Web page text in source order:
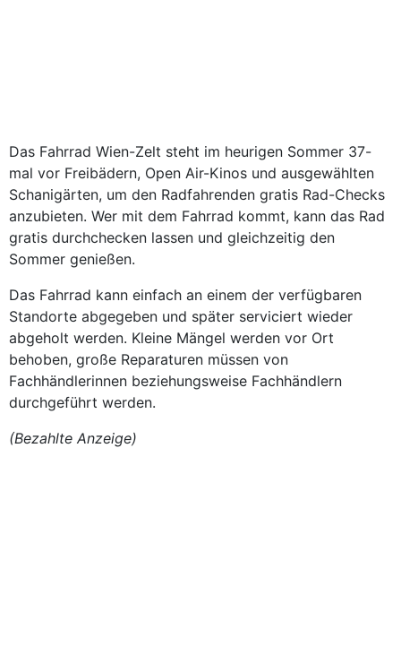
Das Fahrrad Wien-Zelt steht im heurigen Sommer 37-
mal vor Freibädern, Open Air-Kinos und ausgewählten
Schanigärten, um den Radfahrenden gratis Rad-Checks
anzubieten. Wer mit dem Fahrrad kommt, kann das Rad
gratis durchchecken lassen und gleichzeitig den
Sommer genießen.
Das Fahrrad kann einfach an einem der verfügbaren
Standorte abgegeben und später serviciert wieder
abgeholt werden. Kleine Mängel werden vor Ort
behoben, große Reparaturen müssen von
Fachhändlerinnen beziehungsweise Fachhändlern
durchgeführt werden.
(Bezahlte Anzeige)